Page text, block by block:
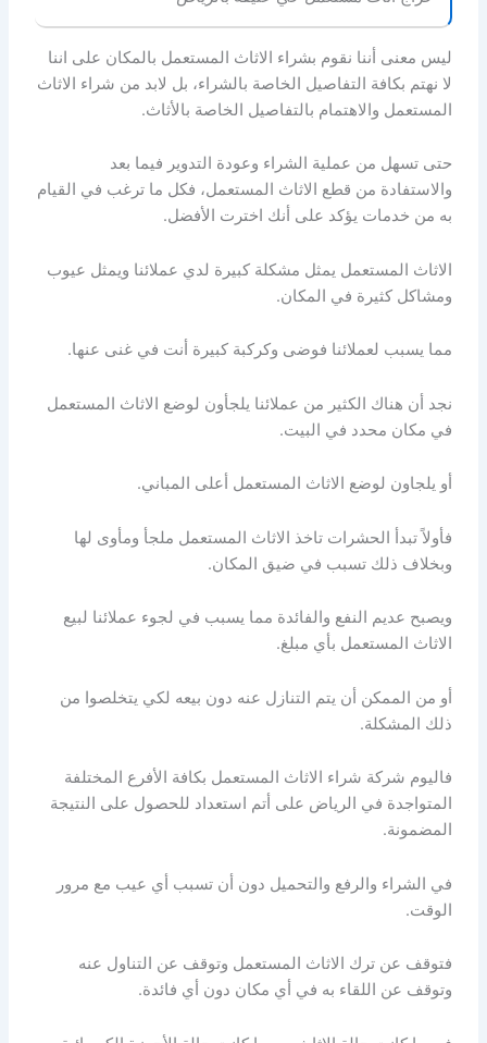
ليس معنى أننا نقوم بشراء الاثاث المستعمل بالمكان على اننا
لا نهتم بكافة التفاصيل الخاصة بالشراء، بل لابد من شراء الاثاث
المستعمل والاهتمام بالتفاصيل الخاصة بالأثاث.
حتى تسهل من عملية الشراء وعودة التدوير فيما بعد
والاستفادة من قطع الاثاث المستعمل، فكل ما ترغب في القيام
به من خدمات يؤكد على أنك اخترت الأفضل.
الاثاث المستعمل يمثل مشكلة كبيرة لدي عملائنا ويمثل عيوب
ومشاكل كثيرة في المكان.
مما يسبب لعملائنا فوضى وكركبة كبيرة أنت في غنى عنها.
نجد أن هناك الكثير من عملائنا يلجأون لوضع الاثاث المستعمل
في مكان محدد في البيت.
أو يلجاون لوضع الاثاث المستعمل أعلى المباني.
فأولاً تبدأ الحشرات تاخذ الاثاث المستعمل ملجأ ومأوى لها
وبخلاف ذلك تسبب في ضيق المكان.
ويصبح عديم النفع والفائدة مما يسبب في لجوء عملائنا لبيع
الاثاث المستعمل بأي مبلغ.
أو من الممكن أن يتم التنازل عنه دون بيعه لكي يتخلصوا من
ذلك المشكلة.
فاليوم شركة شراء الاثاث المستعمل بكافة الأفرع المختلفة
المتواجدة في الرياض على أتم استعداد للحصول على النتيجة
المضمونة.
في الشراء والرفع والتحميل دون أن تسبب أي عيب مع مرور
الوقت.
فتوقف عن ترك الاثاث المستعمل وتوقف عن التناول عنه
وتوقف عن اللقاء به في أي مكان دون أي فائدة.